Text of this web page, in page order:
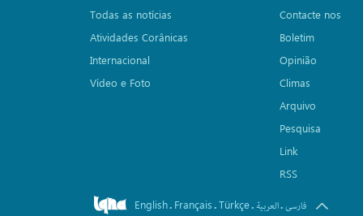
Todas as notícias
Atividades Corânicas
Internacional
Vídeo e Foto
Contacte nos
Boletim
Opinião
Climas
Arquivo
Pesquisa
Link
RSS
English. Français.Türkçe. العربیة.فارسی